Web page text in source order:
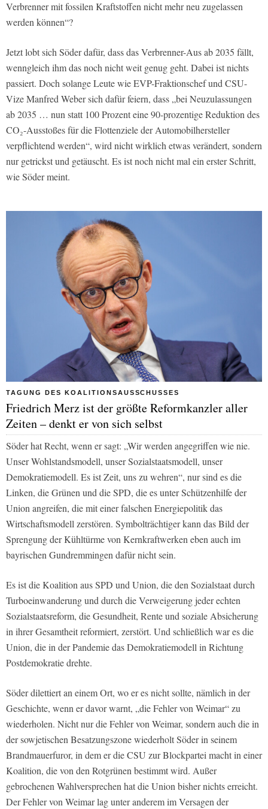
Verbrenner mit fossilen Kraftstoffen nicht mehr neu zugelassen
werden können“?
Jetzt lobt sich Söder dafür, dass das Verbrenner-Aus ab 2035 fällt,
wenngleich ihm das noch nicht weit genug geht. Dabei ist nichts
passiert. Doch solange Leute wie EVP-Fraktionschef und CSU-
Vize Manfred Weber sich dafür feiern, dass „bei Neuzulassungen
ab 2035 … nun statt 100 Prozent eine 90-prozentige Reduktion des
CO₂-Ausstoßes für die Flottenziele der Automobilhersteller
verpflichtend werden“, wird nicht wirklich etwas verändert, sondern
nur getrickst und getäuscht. Es ist noch nicht mal ein erster Schritt,
wie Söder meint.
TAGUNG DES KOALITIONSAUSSCHUSSES
Friedrich Merz ist der größte Reformkanzler aller
Zeiten – denkt er von sich selbst
Söder hat Recht, wenn er sagt: „Wir werden angegriffen wie nie.
Unser Wohlstandsmodell, unser Sozialstaatsmodell, unser
Demokratiemodell. Es ist Zeit, uns zu wehren“, nur sind es die
Linken, die Grünen und die SPD, die es unter Schützenhilfe der
Union angreifen, die mit einer falschen Energiepolitik das
Wirtschaftsmodell zerstören. Symbolträchtiger kann das Bild der
Sprengung der Kühltürme von Kernkraftwerken eben auch im
bayrischen Gundremmingen dafür nicht sein.
Es ist die Koalition aus SPD und Union, die den Sozialstaat durch
Turboeinwanderung und durch die Verweigerung jeder echten
Sozialstaatsreform, die Gesundheit, Rente und soziale Absicherung
in ihrer Gesamtheit reformiert, zerstört. Und schließlich war es die
Union, die in der Pandemie das Demokratiemodell in Richtung
Postdemokratie drehte.
Söder dilettiert an einem Ort, wo er es nicht sollte, nämlich in der
Geschichte, wenn er davor warnt, „die Fehler von Weimar“ zu
wiederholen. Nicht nur die Fehler von Weimar, sondern auch die in
der sowjetischen Besatzungszone wiederholt Söder in seinem
Brandmauerfuror, in dem er die CSU zur Blockpartei macht in einer
Koalition, die von den Rotgrünen bestimmt wird. Außer
gebrochenen Wahlversprechen hat die Union bisher nichts erreicht.
Der Fehler von Weimar lag unter anderem im Versagen der